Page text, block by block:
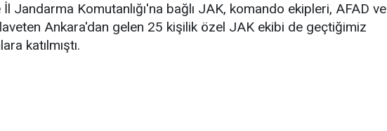
Jandarma Komutanlığı'na bağlı JAK, komando ekipleri, AFAD ve
Ankara'dan gelen 25 kişilik özel JAK ekibi de geçtiğimiz
katılmıştı.